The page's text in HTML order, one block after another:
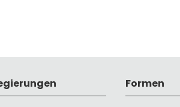
Formen